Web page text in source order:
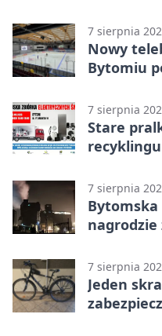
7 sierpnia
Nowy
Bytomiu
7 sierpnia
Stare
7 sierpnia
7 sierpnia
Jeden